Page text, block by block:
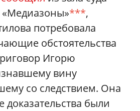
«Медиазоны»***,
потребовала
обстоятельства
Игорю
вину
со следствием. Она
доказательства были